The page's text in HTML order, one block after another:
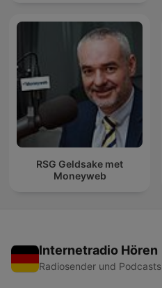
RSG Geldsake met
Moneyweb
Internetradio Hören
Radiosender und Podcasts